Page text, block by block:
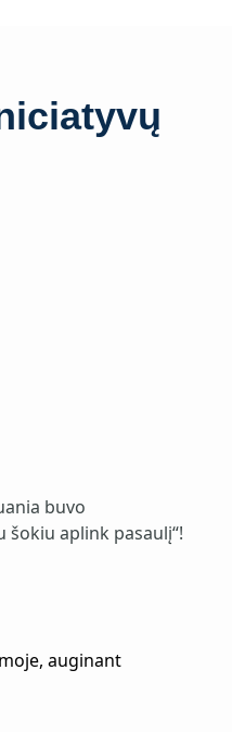
buvo
šokiu aplink pasaulį“!